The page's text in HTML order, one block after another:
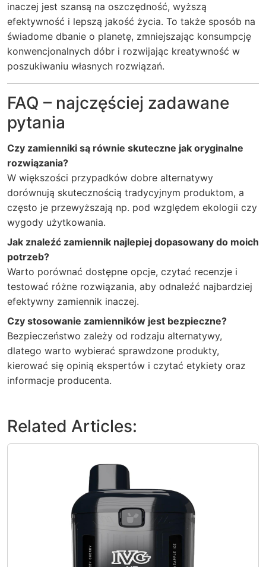
inaczej jest szansą na oszczędność, wyższą
efektywność i lepszą jakość życia. To także sposób na
świadome dbanie o planetę, zmniejszając konsumpcję
konwencjonalnych dóbr i rozwijając kreatywność w
poszukiwaniu własnych rozwiązań.
FAQ – najczęściej zadawane
pytania
Czy zamienniki są równie skuteczne jak oryginalne
rozwiązania?
W większości przypadków dobre alternatywy
dorównują skutecznością tradycyjnym produktom, a
często je przewyższają np. pod względem ekologii czy
wygody użytkowania.
Jak znaleźć zamiennik najlepiej dopasowany do moich
potrzeb?
Warto porównać dostępne opcje, czytać recenzje i
testować różne rozwiązania, aby odnaleźć najbardziej
efektywny zamiennik inaczej.
Czy stosowanie zamienników jest bezpieczne?
Bezpieczeństwo zależy od rodzaju alternatywy,
dlatego warto wybierać sprawdzone produkty,
kierować się opinią ekspertów i czytać etykiety oraz
informacje producenta.
Related Articles: